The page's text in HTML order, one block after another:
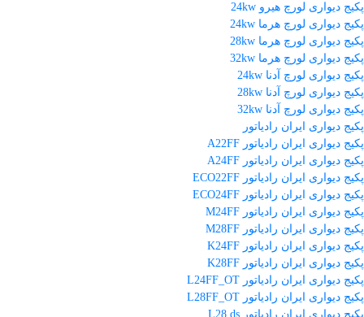
پکیج دیواری لورچ هیرو 24kw
پکیج دیواری لورچ هرما 24kw
پکیج دیواری لورچ هرما 28kw
پکیج دیواری لورچ هرما 32kw
پکیج دیواری لورچ آدنا 24kw
پکیج دیواری لورچ آدنا 28kw
پکیج دیواری لورچ آدنا 32kw
پکیج دیواری ایران رادیاتور
پکیج دیواری ایران رادیاتور A22FF
پکیج دیواری ایران رادیاتور A24FF
پکیج دیواری ایران رادیاتور ECO22FF
پکیج دیواری ایران رادیاتور ECO24FF
پکیج دیواری ایران رادیاتور M24FF
پکیج دیواری ایران رادیاتور M28FF
پکیج دیواری ایران رادیاتور K24FF
پکیج دیواری ایران رادیاتور K28FF
پکیج دیواری ایران رادیاتور L24FF_OT
پکیج دیواری ایران رادیاتور L28FF_OT
پکیج دیواری ایران رادیاتور L28 ds